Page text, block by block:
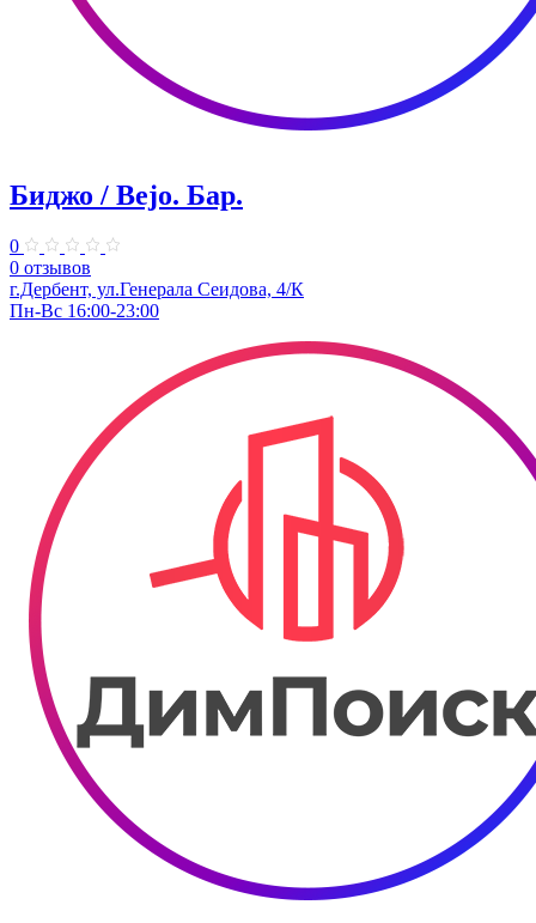
Биджо / Bejo. ​Бар.
0
0 отзывов
г.Дербент, ​ул.Генерала Сеидова, 4/К
Пн-Вс 16:00-23:00